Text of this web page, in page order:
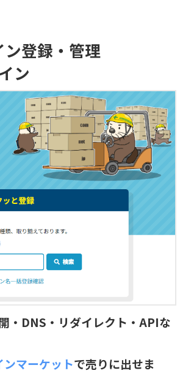
登録・管理
ン
・DNS・リダイレクト・APIな
ンマーケットで売りに出せま